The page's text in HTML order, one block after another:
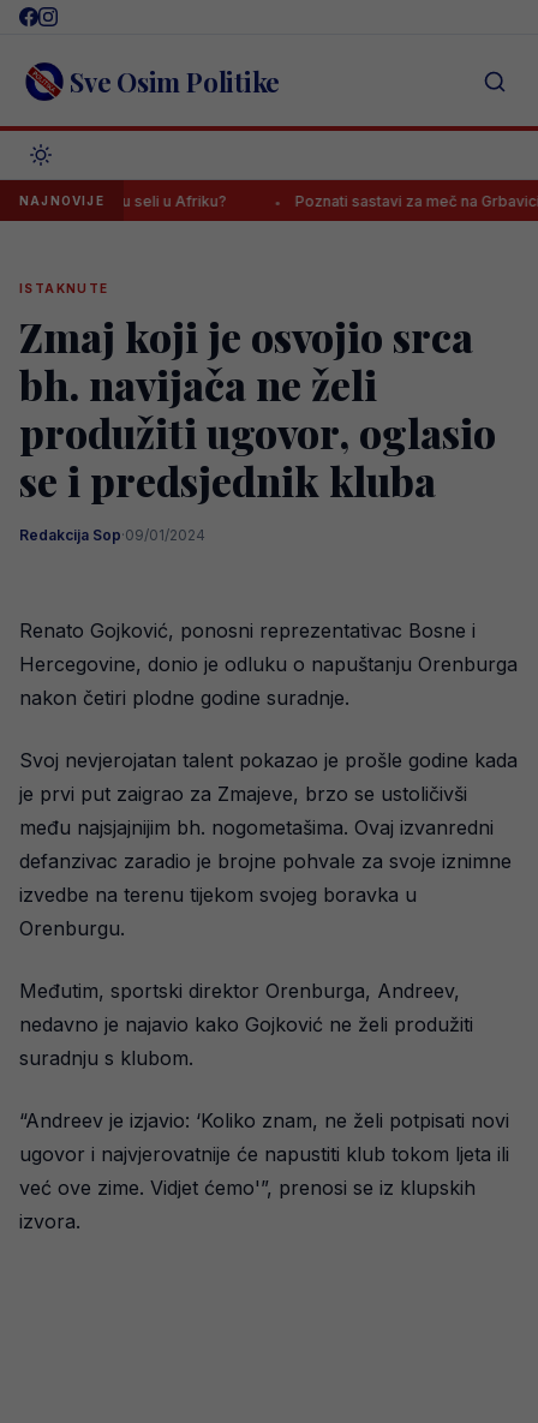
Skip
content Sve Osim Politike
NAJNOVIJEseli u Afriku? Poznati sastavi za meč na Grbavici,
ISTAKNUTE
Zmaj koji je osvojio srca
bh. navijača ne želi
produžiti ugovor, oglasio
se i predsjednik kluba
Redakcija Sop·09/01/2024
Renato Gojković, ponosni reprezentativac Bosne i
Hercegovine, donio je odluku o napuštanju Orenburga
nakon četiri plodne godine suradnje.
Svoj nevjerojatan talent pokazao je prošle godine kada
je prvi put zaigrao za Zmajeve, brzo se ustoličivši
među najsjajnijim bh. nogometašima. Ovaj izvanredni
defanzivac zaradio je brojne pohvale za svoje iznimne
izvedbe na terenu tijekom svojeg boravka u
Orenburgu.
Međutim, sportski direktor Orenburga, Andreev,
nedavno je najavio kako Gojković ne želi produžiti
suradnju s klubom.
“Andreev je izjavio: ‘Koliko znam, ne želi potpisati novi
ugovor i najvjerovatnije će napustiti klub tokom ljeta ili
već ove zime. Vidjet ćemo'”, prenosi se iz klupskih
izvora.